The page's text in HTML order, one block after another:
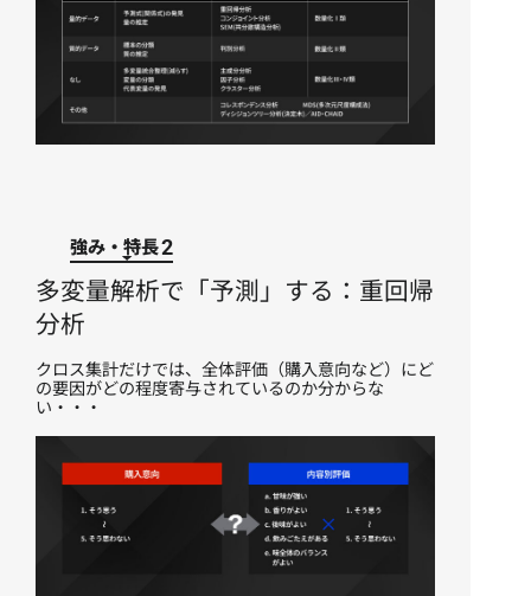
強み・特長2
多変量解析で「予測」する：重回帰
分析
クロス集計だけでは、全体評価（購入意向など）にど
の要因がどの程度寄与されているのか分からな
い・・・